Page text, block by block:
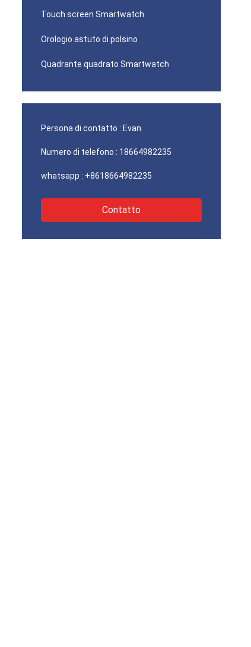
Touch screen Smartwatch
Orologio astuto di polsino
Quadrante quadrato Smartwatch
Persona di contatto : Evan
Numero di telefono : 18664982235
whatsapp : +8618664982235
Contatto